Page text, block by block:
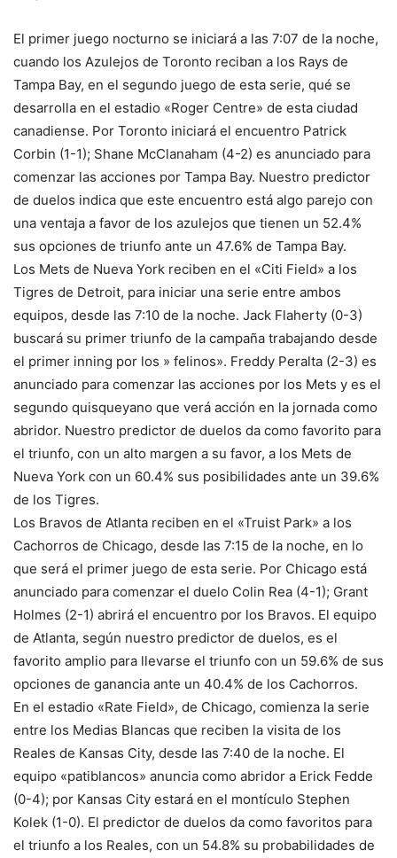
El primer juego nocturno se iniciará a las 7:07 de la noche,
cuando los Azulejos de Toronto reciban a los Rays de
Tampa Bay, en el segundo juego de esta serie, qué se
desarrolla en el estadio «Roger Centre» de esta ciudad
canadiense. Por Toronto iniciará el encuentro Patrick
Corbin (1-1); Shane McClanaham (4-2) es anunciado para
comenzar las acciones por Tampa Bay. Nuestro predictor
de duelos indica que este encuentro está algo parejo con
una ventaja a favor de los azulejos que tienen un 52.4%
sus opciones de triunfo ante un 47.6% de Tampa Bay.
Los Mets de Nueva York reciben en el «Citi Field» a los
Tigres de Detroit, para iniciar una serie entre ambos
equipos, desde las 7:10 de la noche. Jack Flaherty (0-3)
buscará su primer triunfo de la campaña trabajando desde
el primer inning por los » felinos». Freddy Peralta (2-3) es
anunciado para comenzar las acciones por los Mets y es el
segundo quisqueyano que verá acción en la jornada como
abridor. Nuestro predictor de duelos da como favorito para
el triunfo, con un alto margen a su favor, a los Mets de
Nueva York con un 60.4% sus posibilidades ante un 39.6%
de los Tigres.
Los Bravos de Atlanta reciben en el «Truist Park» a los
Cachorros de Chicago, desde las 7:15 de la noche, en lo
que será el primer juego de esta serie. Por Chicago está
anunciado para comenzar el duelo Colin Rea (4-1); Grant
Holmes (2-1) abrirá el encuentro por los Bravos. El equipo
de Atlanta, según nuestro predictor de duelos, es el
favorito amplio para llevarse el triunfo con un 59.6% de sus
opciones de ganancia ante un 40.4% de los Cachorros.
En el estadio «Rate Field», de Chicago, comienza la serie
entre los Medias Blancas que reciben la visita de los
Reales de Kansas City, desde las 7:40 de la noche. El
equipo «patiblancos» anuncia como abridor a Erick Fedde
(0-4); por Kansas City estará en el montículo Stephen
Kolek (1-0). El predictor de duelos da como favoritos para
el triunfo a los Reales, con un 54.8% su probabilidades de